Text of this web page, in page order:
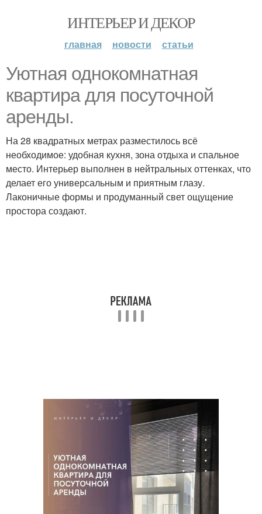
ИНТЕРЬЕР И ДЕКОР
главная новости статьи
Уютная однокомнатная
квартира для посуточной
аренды.
На 28 квадратных метрах разместилось всё
необходимое: удобная кухня, зона отдыха и спальное
место. Интерьер выполнен в нейтральных оттенках, что
делает его универсальным и приятным глазу.
Лаконичные формы и продуманный свет ощущение
простора создают.